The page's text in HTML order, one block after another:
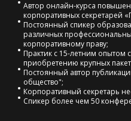
Автор онлайн-курса
корпоративных секретарей
Постоянный спикер
различных
корпоративному праву;
Практик с 15-летним опытом
приобретению крупных
Постоянный автор
общество";
Корпоративный секретарь
Спикер более чем 50